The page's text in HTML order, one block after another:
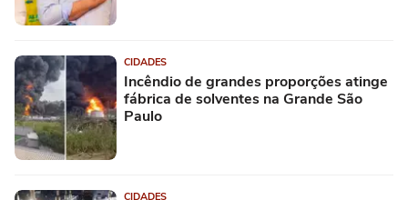
CIDADES
Incêndio de grandes proporções atinge
fábrica de solventes na Grande São
Paulo
CIDADES